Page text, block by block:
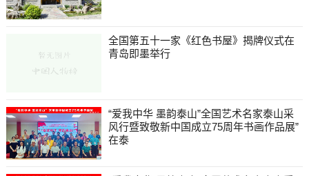
全国第五十一家《红色书屋》揭牌仪式在
青岛即墨举行
“爱我中华 墨韵泰山”全国艺术名家泰山采
风行暨致敬新中国成立75周年书画作品展”
在泰